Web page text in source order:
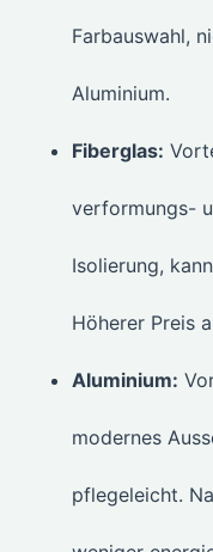
Farbauswahl,
Aluminium.
Fiberglas:
verformungs-
Isolierung,
Höherer Preis
Aluminium:
modernes
pflegeleicht.